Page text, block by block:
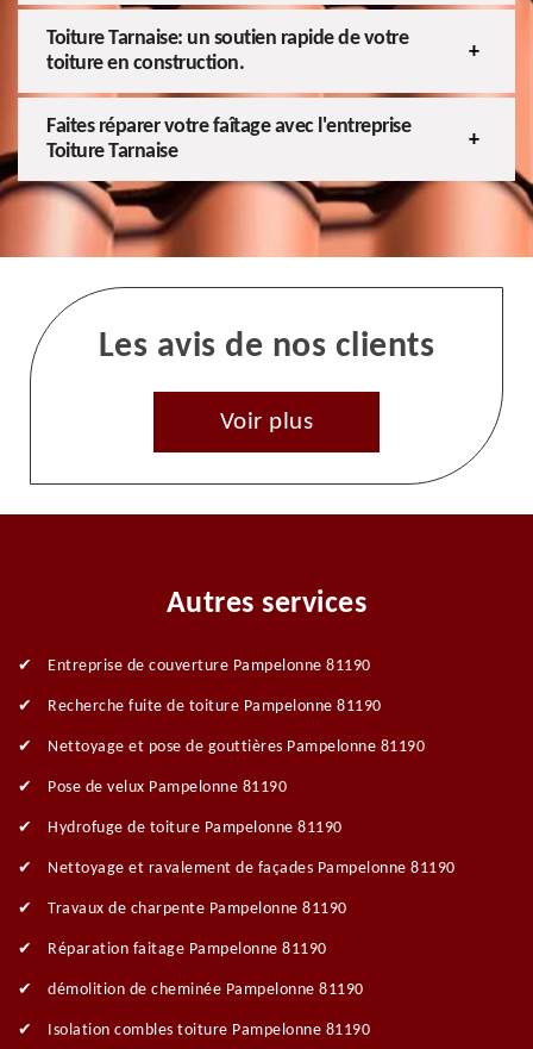
Toiture Tarnaise: un soutien rapide de votre
toiture en construction.
Faites réparer votre faîtage avec l'entreprise
Toiture Tarnaise
Les avis de nos clients
Voir plus
Autres services
Entreprise de couverture Pampelonne 81190
Recherche fuite de toiture Pampelonne 81190
Nettoyage et pose de gouttières Pampelonne 81190
Pose de velux Pampelonne 81190
Hydrofuge de toiture Pampelonne 81190
Nettoyage et ravalement de façades Pampelonne 81190
Travaux de charpente Pampelonne 81190
Réparation faitage Pampelonne 81190
démolition de cheminée Pampelonne 81190
Isolation combles toiture Pampelonne 81190